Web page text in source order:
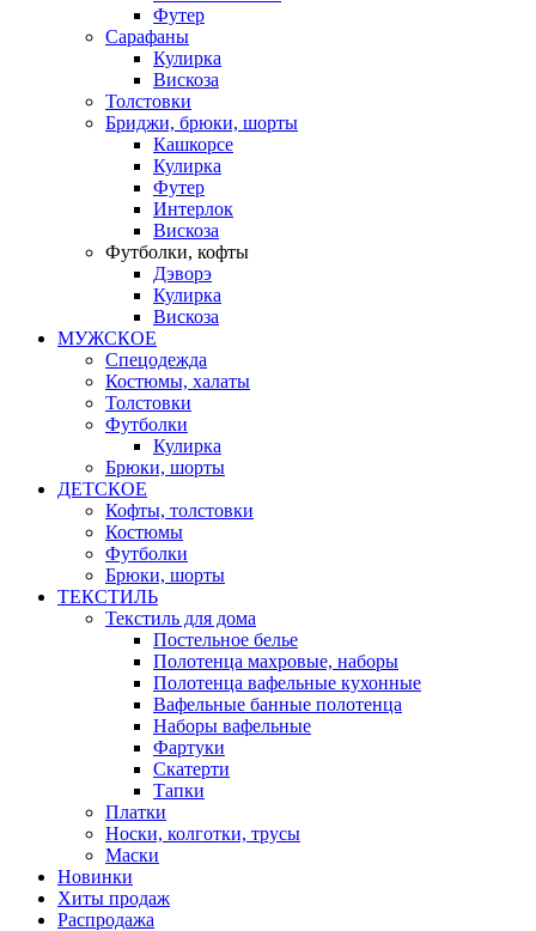
Футер
Сарафаны
Кулирка
Вискоза
Толстовки
Бриджи, брюки, шорты
Кашкорсе
Кулирка
Футер
Интерлок
Вискоза
Футболки, кофты
Дэворэ
Кулирка
Вискоза
МУЖСКОЕ
Спецодежда
Костюмы, халаты
Толстовки
Футболки
Кулирка
Брюки, шорты
ДЕТСКОЕ
Кофты, толстовки
Костюмы
Футболки
Брюки, шорты
ТЕКСТИЛЬ
Текстиль для дома
Постельное белье
Полотенца махровые, наборы
Полотенца вафельные кухонные
Вафельные банные полотенца
Наборы вафельные
Фартуки
Скатерти
Тапки
Платки
Носки, колготки, трусы
Маски
Новинки
Хиты продаж
Распродажа